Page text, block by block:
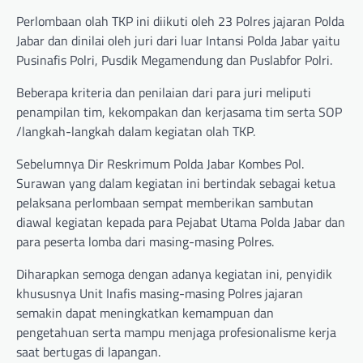
Perlombaan olah TKP ini diikuti oleh 23 Polres jajaran Polda
Jabar dan dinilai oleh juri dari luar Intansi Polda Jabar yaitu
Pusinafis Polri, Pusdik Megamendung dan Puslabfor Polri.
Beberapa kriteria dan penilaian dari para juri meliputi
penampilan tim, kekompakan dan kerjasama tim serta SOP
/langkah-langkah dalam kegiatan olah TKP.
Sebelumnya Dir Reskrimum Polda Jabar Kombes Pol.
Surawan yang dalam kegiatan ini bertindak sebagai ketua
pelaksana perlombaan sempat memberikan sambutan
diawal kegiatan kepada para Pejabat Utama Polda Jabar dan
para peserta lomba dari masing-masing Polres.
Diharapkan semoga dengan adanya kegiatan ini, penyidik
khususnya Unit Inafis masing-masing Polres jajaran
semakin dapat meningkatkan kemampuan dan
pengetahuan serta mampu menjaga profesionalisme kerja
saat bertugas di lapangan.